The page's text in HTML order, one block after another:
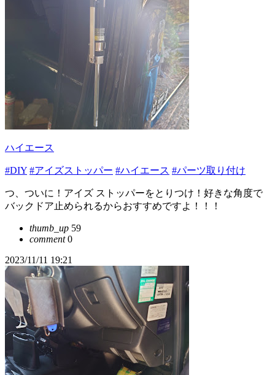
ハイエース
#DIY #アイズストッパー #ハイエース #パーツ取り付け
つ、ついに！アイズ ストッパーをとりつけ！好きな角度で
バックドア止められるからおすすめですよ！！！
thumb_up 59
comment0
2023/11/11 19:21